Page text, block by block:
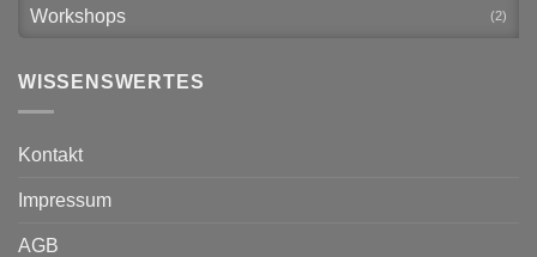
Workshops (2)
WISSENSWERTES
Kontakt
Impressum
AGB